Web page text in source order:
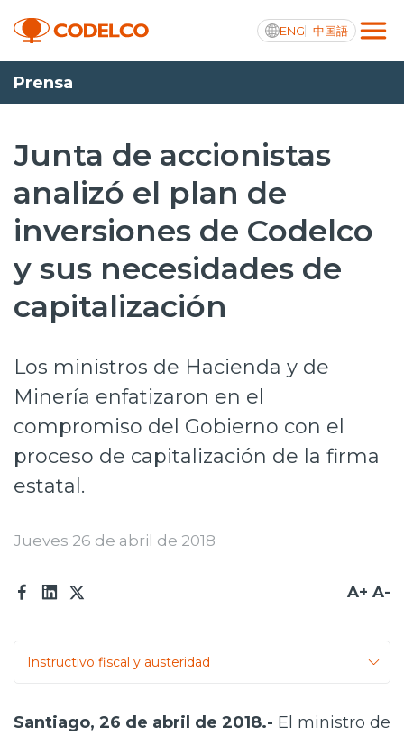
ENG 中国語
Transparencia activa
Nosotros
Operaciones
Proyectos
Sustentabilidad
Inversionistas
Prensa
Trabaja en Codelco
Canales de denuncia
Prensa
Junta de accionistas
analizó el plan de
inversiones de Codelco
y sus necesidades de
capitalización
Los ministros de Hacienda y de
Minería enfatizaron en el
compromiso del Gobierno con el
proceso de capitalización de la firma
estatal.
Jueves 26 de abril de 2018
A+ A-
Instructivo fiscal y austeridad
Santiago, 26 de abril de 2018.- El ministro de